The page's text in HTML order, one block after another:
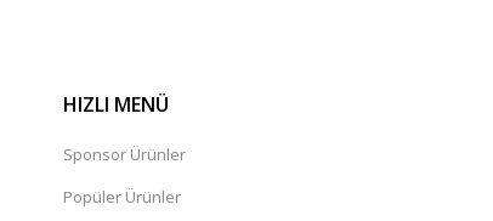
HIZLI MENÜ
Sponsor Ürünler
Popüler Ürünler